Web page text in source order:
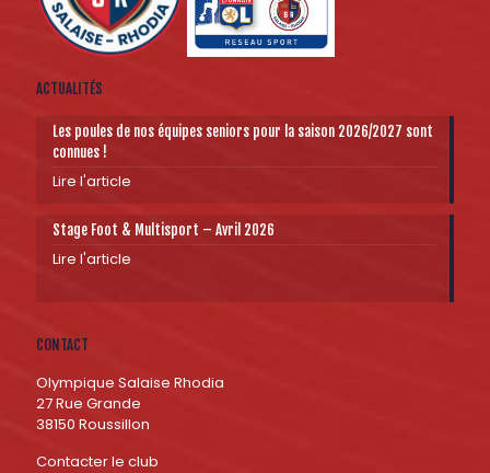
ACTUALITÉS
Les poules de nos équipes seniors pour la saison 2026/2027 sont
connues !
Lire l'article
Stage Foot & Multisport – Avril 2026
Lire l'article
CONTACT
Olympique Salaise Rhodia
27 Rue Grande
38150 Roussillon
Contacter le club